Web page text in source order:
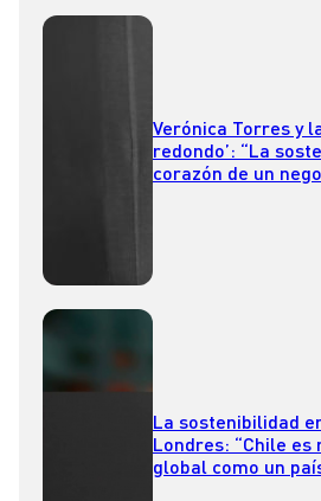
Verónica Torres y
redondo’: “La
corazón de un
La sostenibilidad
Londres: “Chile es
global como un